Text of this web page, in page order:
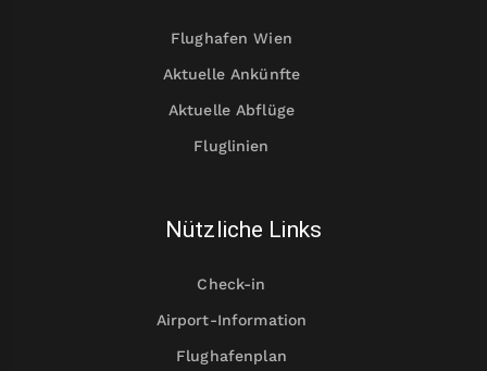
Flughafen Wien
Aktuelle Ankünfte
Aktuelle Abflüge
Fluglinien
Nützliche Links
Check-in
Airport-Information
Flughafenplan